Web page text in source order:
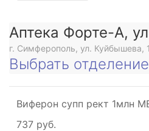
Аптека Форте-А,
г. Симферополь, ул. Куйбышева,
Выбрать отделение
Виферон супп рект 1млн
737 руб.